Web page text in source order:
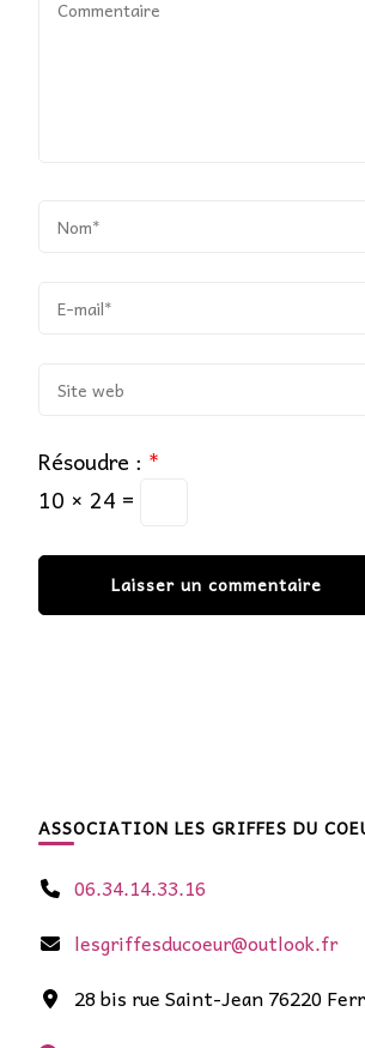
Résoudre : *
10 × 24 =
ASSOCIATION LES GRIFFES DU
06.34.14.33.16
lesgriffesducoeur@outlook.fr
28 bis rue Saint-Jean 76220